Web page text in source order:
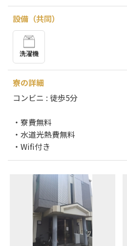
設備（共同）
洗濯機
寮の詳細
コンビニ : 徒歩5分
・寮費無料
・水道光熱費無料
・Wifi付き